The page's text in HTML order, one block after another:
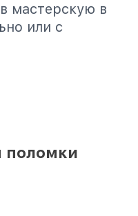
мастерскую в
или с
поломки